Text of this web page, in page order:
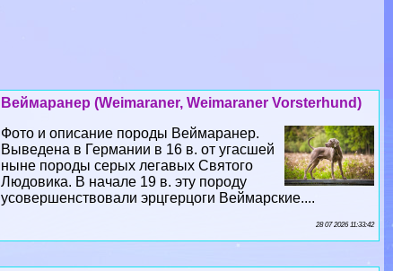
Веймаранер (Weimaraner, Weimaraner Vorsterhund)
Фото и описание породы Веймаранер.
Выведена в Германии в 16 в. от угасшей
ныне породы серых легавых Святого
Людовика. В начале 19 в. эту породу
усовершенствовали эрцгерцоги Веймарские....
28 07 2026 11:33:42